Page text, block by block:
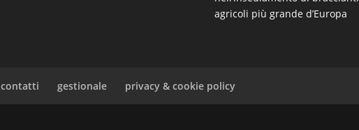
agricoli più grande d’Europa
contatti gestionale privacy & cookie policy